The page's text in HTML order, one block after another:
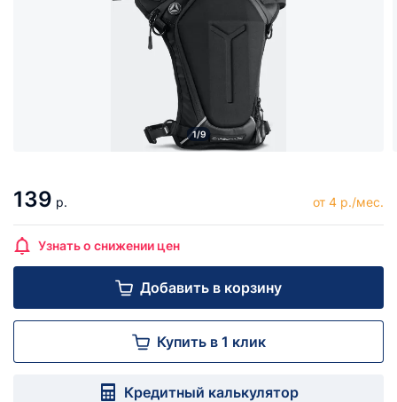
1/9
139 р. от 4 р./мес.
Узнать о снижении цен
Добавить в корзину
Купить в 1 клик
Кредитный калькулятор